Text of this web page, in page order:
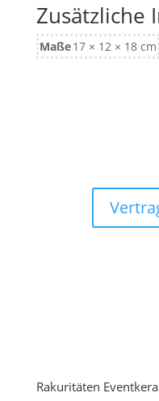
Zusätzliche
Maße17 × 12 × 18 cm
Rakuritäten